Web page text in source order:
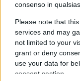
consenso in
Please note that
services and may
not limited to your
grant or deny
use your data for
consent section.
sovietici fecero
del Lago
puntando verso
porto artico di
Russia).